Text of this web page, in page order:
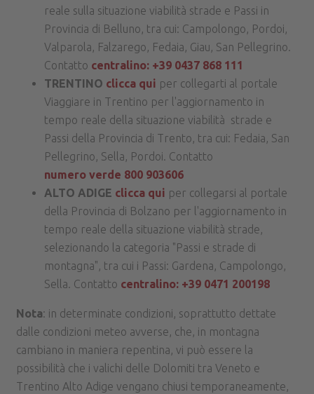
reale sulla situazione viabilità strade e Passi in
Provincia di Belluno, tra cui: Campolongo, Pordoi,
Valparola, Falzarego, Fedaia, Giau, San Pellegrino.
Contatto centralino: +39 0437 868 111
TRENTINO clicca qui per collegarti al portale
Viaggiare in Trentino per l'aggiornamento in
tempo reale della situazione viabilità strade e
Passi della Provincia di Trento, tra cui: Fedaia, San
Pellegrino, Sella, Pordoi. Contatto
numero verde 800 903606
ALTO ADIGE clicca qui per collegarsi al portale
della Provincia di Bolzano per l'aggiornamento in
tempo reale della situazione viabilità strade,
selezionando la categoria "Passi e strade di
montagna", tra cui i Passi: Gardena, Campolongo,
Sella. Contatto centralino: +39 0471 200198
Nota: in determinate condizioni, soprattutto dettate
dalle condizioni meteo avverse, che, in montagna
cambiano in maniera repentina, vi può essere la
possibilità che i valichi delle Dolomiti tra Veneto e
Trentino Alto Adige vengano chiusi temporaneamente,